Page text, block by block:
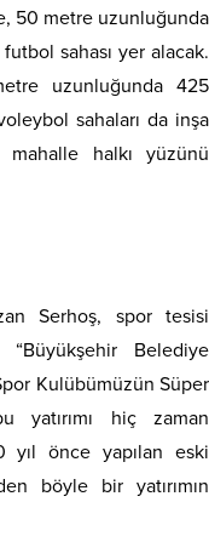
50 metre uzunluğunda
sahası yer alacak.
uzunluğunda 425
sahaları da inşa
halkı yüzünü
Serhoş, spor tesisi
Belediye
Kulübümüzün Süper
yatırımı hiç zaman
yıl önce yapılan eski
böyle bir yatırımın